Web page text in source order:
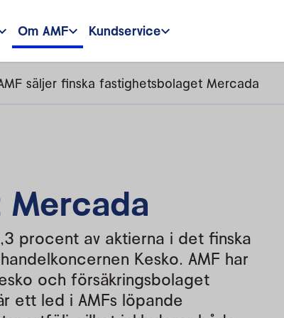
Om AMF Kundservice
säljer finska fastighetsbolaget Mercada
procent av aktierna i det finska
Kesko. AMF har
och försäkringsbolaget
ett led i AMFs löpande